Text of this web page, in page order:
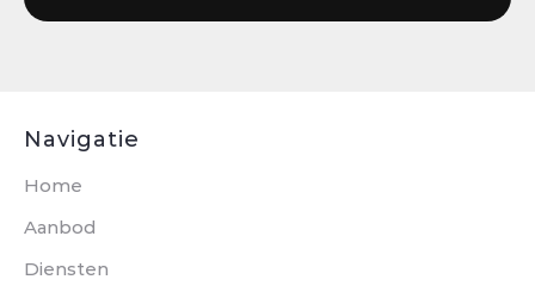
Navigatie
Home
Aanbod
Diensten